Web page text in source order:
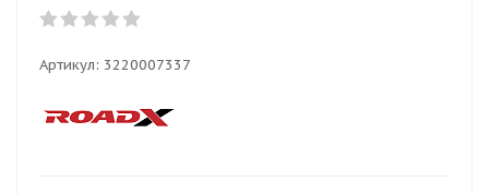
Артикул: 3220007337